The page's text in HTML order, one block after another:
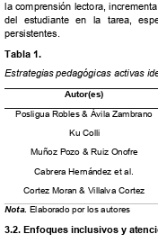
la comprensión lectora, increment
del
estudiante en la tarea,
persistentes.
Tabla 1.
Estrategias pedagógicas activas
Autor(es)
Posligua Robles & Ávila Zambrano
Ku Colli
Muñoz Pozo & Ruiz Onofre
Cabrera Hernández et al.
Cortez Moran & Villalva Cortez
Nota. Elaborado por los autores
3.2. Enfoques inclusivos y